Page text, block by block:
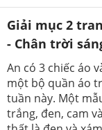
Giải mục 2
- Chân trời
An có 3 chiếc áo
một bộ quần áo
tuần này. Một
trắng, đen, cam